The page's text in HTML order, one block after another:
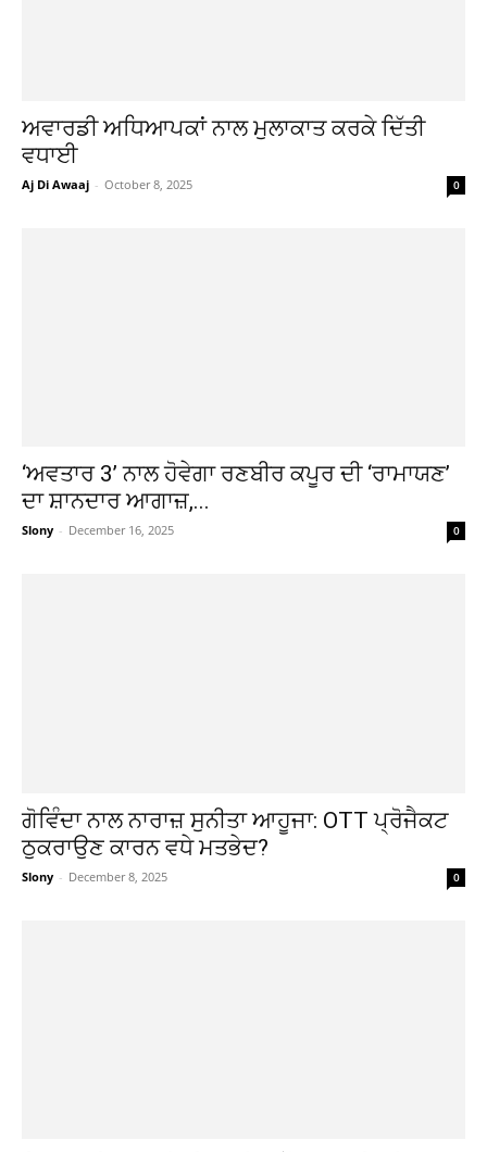
ਅਵਾਰਡੀ ਅਧਿਆਪਕਾਂ ਨਾਲ ਮੁਲਾਕਾਤ ਕਰਕੇ ਦਿੱਤੀ
ਵਧਾਈ
Aj Di Awaaj - October 8, 2025 0
‘ਅਵਤਾਰ 3’ ਨਾਲ ਹੋਵੇਗਾ ਰਣਬੀਰ ਕਪੂਰ ਦੀ ‘ਰਾਮਾਯਣ’
ਦਾ ਸ਼ਾਨਦਾਰ ਆਗਾਜ਼,...
Slony - December 16, 2025 0
ਗੋਵਿੰਦਾ ਨਾਲ ਨਾਰਾਜ਼ ਸੁਨੀਤਾ ਆਹੂਜਾ: OTT ਪ੍ਰੋਜੈਕਟ
ਠੁਕਰਾਉਣ ਕਾਰਨ ਵਧੇ ਮਤਭੇਦ?
Slony - December 8, 2025 0